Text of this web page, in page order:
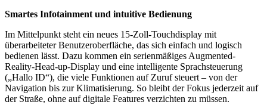
Smartes Infotainment und intuitive Bedienung
Im Mittelpunkt steht ein neues 15-Zoll-Touchdisplay mit
überarbeiteter Benutzeroberfläche, das sich einfach und logisch
bedienen lässt. Dazu kommen ein serienmäßiges Augmented-
Reality-Head-up-Display und eine intelligente Sprachsteuerung
(„Hallo ID“), die viele Funktionen auf Zuruf steuert – von der
Navigation bis zur Klimatisierung. So bleibt der Fokus jederzeit auf
der Straße, ohne auf digitale Features verzichten zu müssen.